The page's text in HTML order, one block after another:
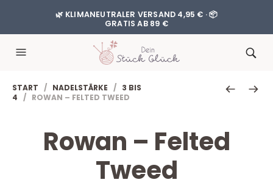
🌿 KLIMANEUTRALER VERSAND 4,95 € · 📦
GRATIS AB 89 €
START / NADELSTÄRKE / 3 BIS
4 / ROWAN – FELTED TWEED
Rowan – Felted
Tweed